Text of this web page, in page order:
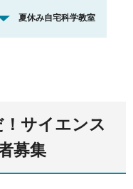
夏休み自宅科学教室
サイエンス
募集